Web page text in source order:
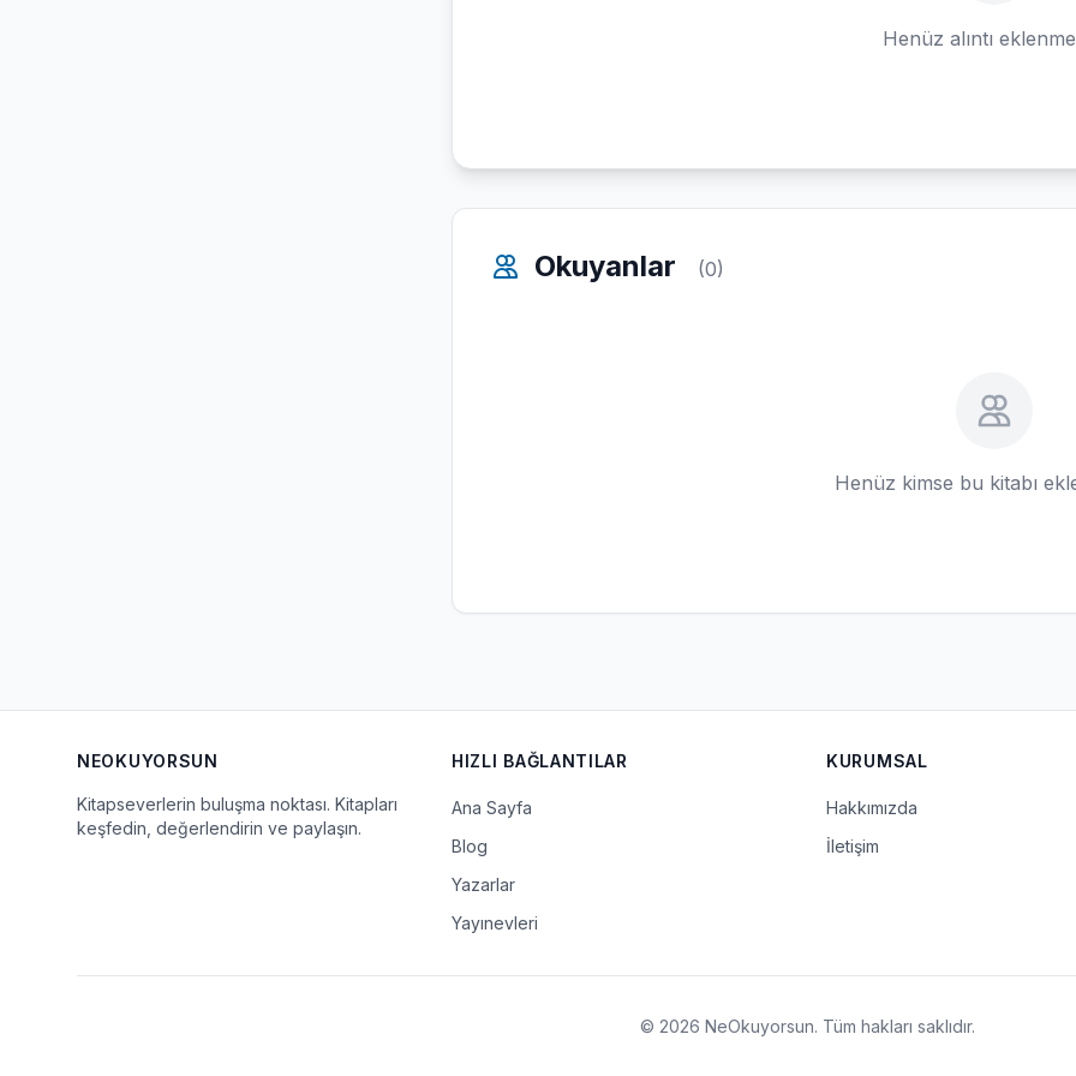
Henüz alıntı
Okuyanlar (0)
Henüz kimse bu kitabı
NEOKUYORSUN
Kitapseverlerin buluşma noktası. Kitapları
keşfedin, değerlendirin ve paylaşın.
HIZLI BAĞLANTILAR
Ana Sayfa
Blog
Yazarlar
Yayınevleri
KURUMSAL
Hakkımızda
İletişim
© 2026 NeOkuyorsun. Tüm hakları saklıdır.